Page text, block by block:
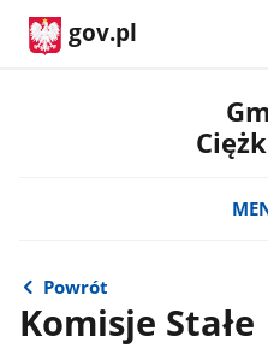
gov.pl
Powrót
Komisje Stałe